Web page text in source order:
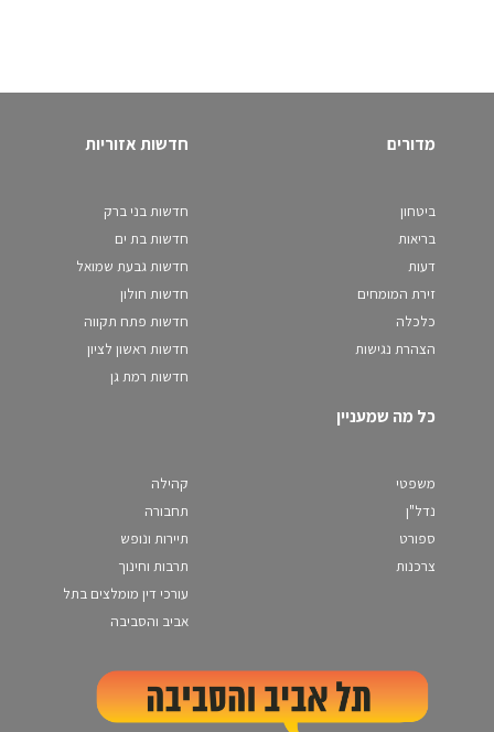
מדורים
ביטחון
בריאות
דעות
זירת המומחים
כלכלה
הצהרת נגישות
חדשות אזוריות
חדשות בני ברק
חדשות בת ים
חדשות גבעת שמואל
חדשות חולון
חדשות פתח תקווה
חדשות ראשון לציון
חדשות רמת גן
כל מה שמעניין
משפטי
נדל"ן
ספורט
צרכנות
קהילה
תחבורה
תיירות ונופש
תרבות וחינוך
עורכי דין מומלצים בתל
אביב והסביבה